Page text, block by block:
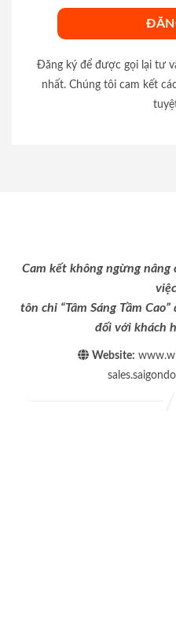
Đăng ký để được gọi lại tư
nhất. Chúng tôi cam kết
Cam kết không ngừng
tôn chỉ “Tâm Sáng Tầm
đối với khách
Website: